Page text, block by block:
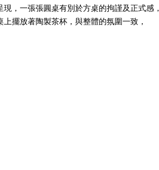
，一張張圓桌有別於方桌的拘謹及正式感，
擺放著陶製茶杯，與整體的氛圍一致，